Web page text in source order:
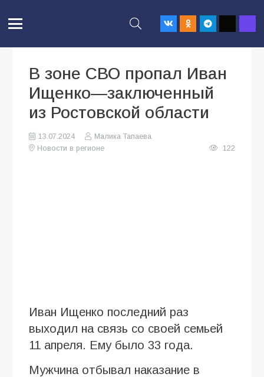
В зоне СВО пропал Иван
Ищенко—заключенный
из Ростовской области
13.07.2024
Малика Тапаева
Новости в регионе
122
Иван Ищенко последний раз
выходил на связь со своей семьей
11 апреля. Ему было 33 года.
Мужчина отбывал наказание в